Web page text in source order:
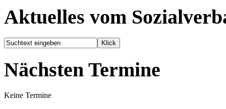
Aktuelles vom
Nächsten Termine
Keine Termine